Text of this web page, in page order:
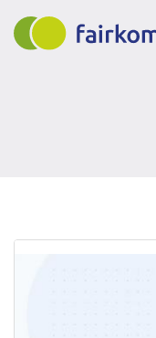
Direkt
zum